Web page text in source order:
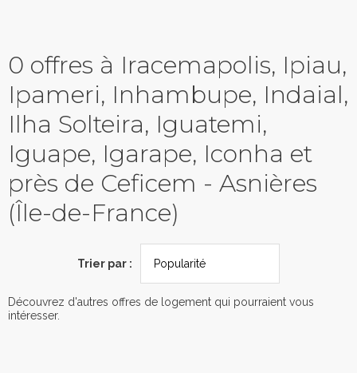
0 offres à Iracemapolis, Ipiau,
Ipameri, Inhambupe, Indaial,
Ilha Solteira, Iguatemi,
Iguape, Igarape, Iconha et
près de Ceficem - Asnières
(Île-de-France)
Trier par :
Découvrez d'autres offres de logement qui pourraient vous
intéresser.